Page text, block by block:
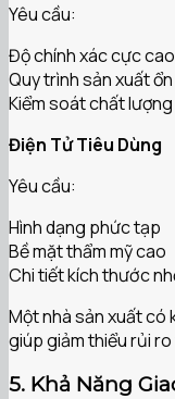
Yêu cầu:
Độ chính xác cực cao
Quy trình sản xuất
Kiểm soát chất
Điện Tử Tiêu Dùng
Yêu cầu:
Hình dạng phức tạp
Bề mặt thẩm mỹ cao
Chi tiết kích thước
Một nhà sản xuất có
giúp giảm thiểu rủi
5. Khả Năng